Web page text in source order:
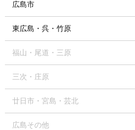
広島市
東広島・呉・竹原
福山・尾道・三原
三次・庄原
廿日市・宮島・芸北
広島その他